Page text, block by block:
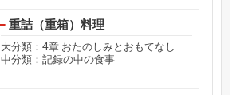
重詰（重箱）料理
大分類：4章 おたのしみとおもてなし
中分類：記録の中の食事